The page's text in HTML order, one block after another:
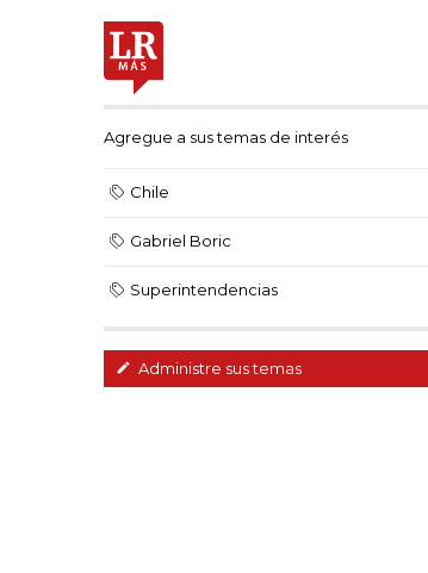
Agregue a sus temas de interés
Chile
Gabriel Boric
Superintendencias
Administre sus temas